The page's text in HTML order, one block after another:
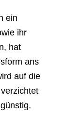
ein
ihr
hat
ans
auf die